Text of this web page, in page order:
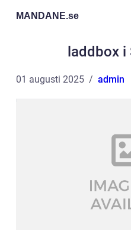
MANDANE.se
laddbox
01 augusti 2025 admin